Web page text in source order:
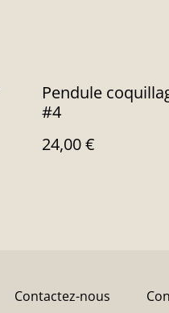
Pendule
#4
24,00 €
Contactez-nous